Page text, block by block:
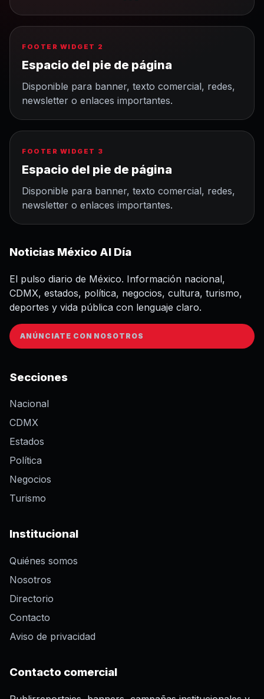
FOOTER WIDGET 2
Espacio del pie de página
Disponible para banner, texto comercial, redes,
newsletter o enlaces importantes.
FOOTER WIDGET 3
Espacio del pie de página
Disponible para banner, texto comercial, redes,
newsletter o enlaces importantes.
Noticias México Al Día
El pulso diario de México. Información nacional,
CDMX, estados, política, negocios, cultura, turismo,
deportes y vida pública con lenguaje claro.
ANÚNCIATE CON NOSOTROS
Secciones
Nacional
CDMX
Estados
Política
Negocios
Turismo
Institucional
Quiénes somos
Nosotros
Directorio
Contacto
Aviso de privacidad
Contacto comercial